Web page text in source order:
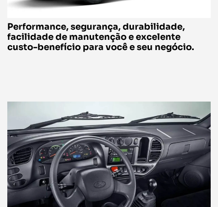
Performance, segurança, durabilidade,
facilidade de manutenção e excelente
custo-benefício para você e seu negócio.